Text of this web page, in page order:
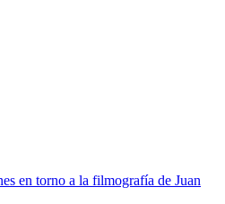
en torno a la filmografía de Juan